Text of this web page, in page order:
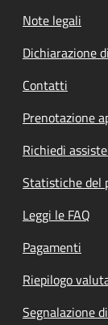
Note legali
Dichiarazione
Contatti
Prenotazione
Richiedi
Statistiche del
Leggi le FAQ
Pagamenti
Riepilogo
Segnalazione